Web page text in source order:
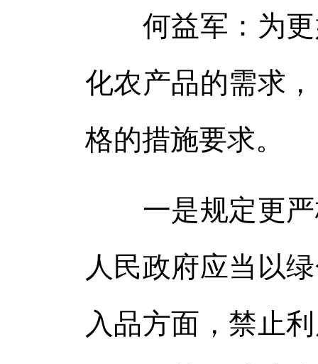
何益军：为更
化农产品的需求
格的措施要求。
一是规定更严
人民政府应当以
入品方面，禁止